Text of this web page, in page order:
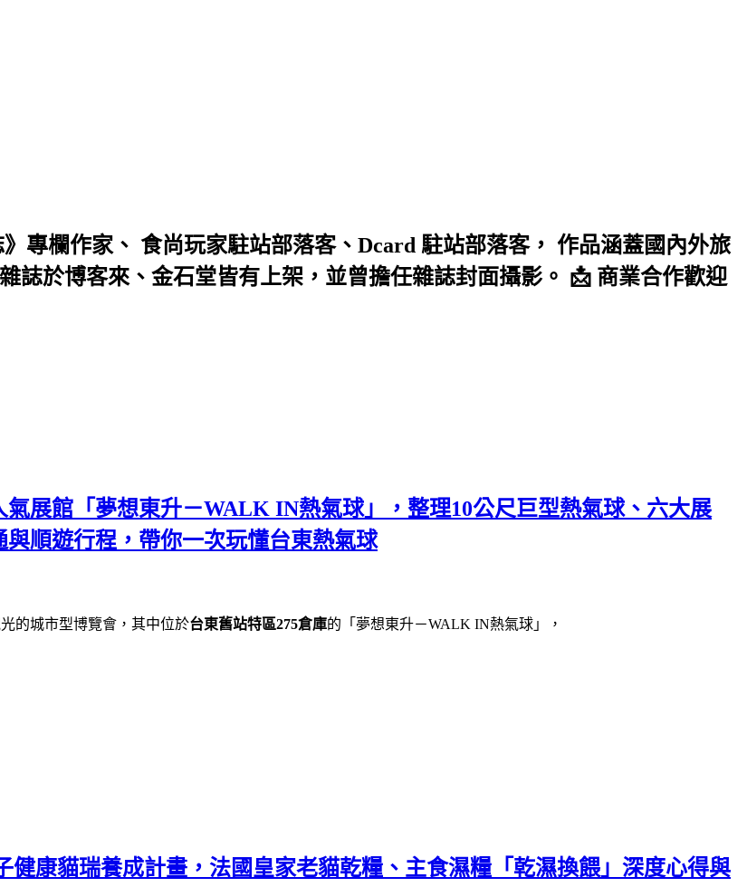
專欄作家、 食尚玩家駐站部落客、Dcard 駐站部落客， 作品涵蓋國內外旅
誌於博客來、金石堂皆有上架，並曾擔任雜誌封面攝影。 📩 商業合作歡迎
展館「夢想東升－WALK IN熱氣球」，整理10公尺巨型熱氣球、六大展
順遊行程，帶你一次玩懂台東熱氣球
的城市型博覽會，其中位於台東舊站特區275倉庫的「夢想東升－WALK IN熱氣球」，
健康貓瑞養成計畫，法國皇家老貓乾糧、主食濕糧「乾濕換餵」深度心得與